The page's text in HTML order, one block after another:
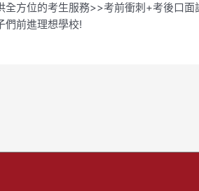
全方位的考生服務>>考前衝刺+考後口面
們前進理想學校!